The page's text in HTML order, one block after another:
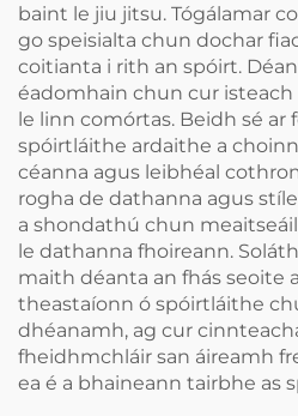
baint le jiu jitsu. Tógálamar
go speisialta chun dochar
coitianta i rith an spóirt.
éadomhain chun cur isteach
le linn comórtas. Beidh sé ar
spóirtláithe ardaithe a
céanna agus leibhéal
rogha de dathanna agus
a shondathú chun
le dathanna fhoireann.
maith déanta an fhás seoite
theastaíonn ó spóirtláithe
dhéanamh, ag cur
fheidhmchláir san áireamh
ea é a bhaineann tairbhe as